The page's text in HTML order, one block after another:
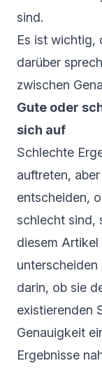
sind.
Es ist wichtig,
darüber
zwischen
Gute oder
sich auf
Schlechte
auftreten,
entscheiden,
schlecht sind,
diesem
unterscheiden
darin, ob sie
existierenden
Genauigkeit
Ergebnisse